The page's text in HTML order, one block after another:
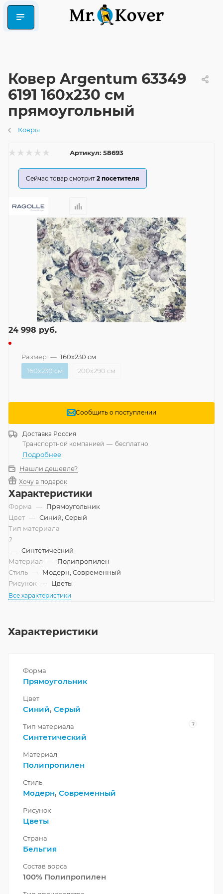
Ковер Argentum 63349
6191 160x230 см
прямоугольный
Ковры
Артикул: 58693
Сейчас товар смотрит 2 посетителя
24 998 руб.
Размер — 160x230 см
160x230 см
200x290 см
Сообщить о поступлении
Доставка Россия
Транспортной компанией — бесплатно
Подробнее
Нашли дешевле?
Хочу в подарок
Характеристики
Форма — Прямоугольник
Цвет — Синий, Серый
Тип материала
?
— Синтетический
Материал — Полипропилен
Стиль — Модерн, Современный
Рисунок — Цветы
Все характеристики
Характеристики
Форма
Прямоугольник
Цвет
Синий, Серый
Тип материала ?
Синтетический
Материал
Полипропилен
Стиль
Модерн, Современный
Рисунок
Цветы
Страна
Бельгия
Состав ворса
100% Полипропилен